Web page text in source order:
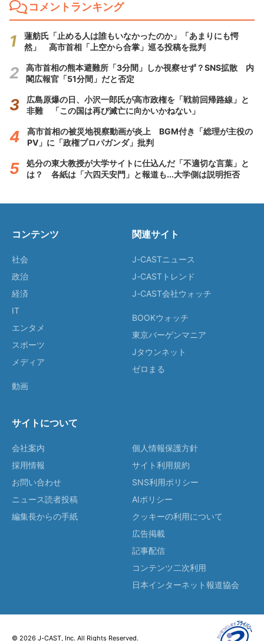
コメントランキング
蓮舫氏「止める人は誰もいなかったのか」「あまりにも愕
然」 高市首相「上空から合掌」巡る投稿を批判
高市首相の熊本避難所「3分間」しか視察せず？SNS拡散 内
閣広報官「51分間」だと否定
広島原爆の日、小沢一郎氏が高市政権を「戦前回帰路線」と
非難 「この国は再び滅亡に向かいかねない」
高市首相の被災地視察動画が炎上 BGM付き「総理が主役の
PV」に「政権プロパガンダ」批判
処分の東大教授が大学サイトに仕込んだ「不適切な言葉」と
は？ 各紙は「六四天安門」と報道も...大学側は説明拒否
コンテンツ
社会
政治
経済
IT
エンタメ
スポーツ
メディア
動画
関連サイト
J-CASTニュース
J-CASTトレンド
J-CAST会社ウォッチ
BOOKウォッチ
東京バーゲンマニア
Jタウンネット
ゼロまる
サイトについて
会社案内
採用情報
お問い合わせ
ニュース読者投稿
編集長からの手紙
個人情報保護方針
サイト利用規約
SNS利用ポリシー
AIポリシー
クッキーの利用について
広告掲載
記事配信
コンテンツ二次利用
日本インターネット報道協会
© 2026 J-CAST, Inc. All Rights Reserved.